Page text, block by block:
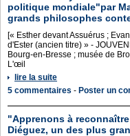
politique mondiale"par
grands philosophes
[« Esther devant Assuérus ;
d'Ester (ancien titre) » -
Bourg-en-Bresse ; musée de
L'œil
lire la suite
5 commentaires - Poster un
"Apprenons à
Diéguez, un des plus